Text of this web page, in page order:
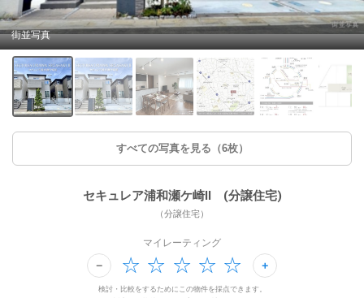
街並写真
すべての写真を見る（6枚）
セキュレア浦和瀬ケ崎II (分譲住宅)
（分譲住宅）
マイレーティング
検討・比較をするためにこの物件を採点できます。